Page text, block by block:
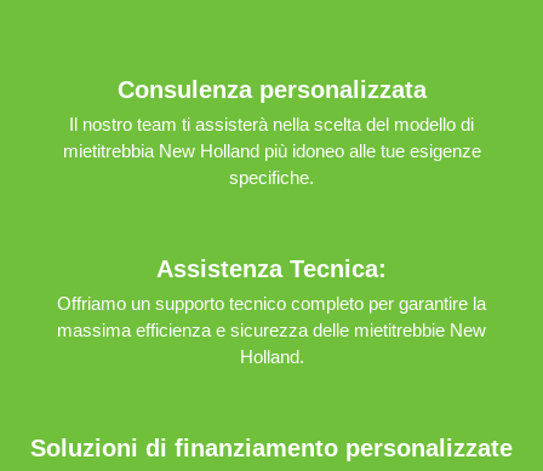
Consulenza personalizzata
Il nostro team ti assisterà nella scelta del modello di
mietitrebbia New Holland più idoneo alle tue esigenze
specifiche.
Assistenza Tecnica:
Offriamo un supporto tecnico completo per garantire la
massima efficienza e sicurezza delle mietitrebbie New
Holland.
Soluzioni di finanziamento personalizzate